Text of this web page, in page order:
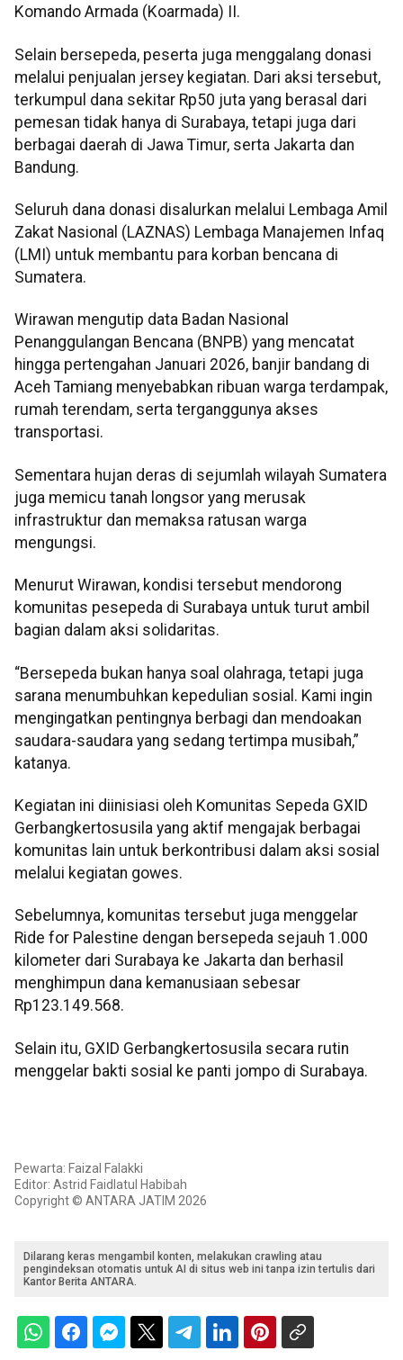
Komando Armada (Koarmada) II.
Selain bersepeda, peserta juga menggalang donasi
melalui penjualan jersey kegiatan. Dari aksi tersebut,
terkumpul dana sekitar Rp50 juta yang berasal dari
pemesan tidak hanya di Surabaya, tetapi juga dari
berbagai daerah di Jawa Timur, serta Jakarta dan
Bandung.
Seluruh dana donasi disalurkan melalui Lembaga Amil
Zakat Nasional (LAZNAS) Lembaga Manajemen Infaq
(LMI) untuk membantu para korban bencana di
Sumatera.
Wirawan mengutip data Badan Nasional
Penanggulangan Bencana (BNPB) yang mencatat
hingga pertengahan Januari 2026, banjir bandang di
Aceh Tamiang menyebabkan ribuan warga terdampak,
rumah terendam, serta terganggunya akses
transportasi.
Sementara hujan deras di sejumlah wilayah Sumatera
juga memicu tanah longsor yang merusak
infrastruktur dan memaksa ratusan warga
mengungsi.
Menurut Wirawan, kondisi tersebut mendorong
komunitas pesepeda di Surabaya untuk turut ambil
bagian dalam aksi solidaritas.
“Bersepeda bukan hanya soal olahraga, tetapi juga
sarana menumbuhkan kepedulian sosial. Kami ingin
mengingatkan pentingnya berbagi dan mendoakan
saudara-saudara yang sedang tertimpa musibah,”
katanya.
Kegiatan ini diinisiasi oleh Komunitas Sepeda GXID
Gerbangkertosusila yang aktif mengajak berbagai
komunitas lain untuk berkontribusi dalam aksi sosial
melalui kegiatan gowes.
Sebelumnya, komunitas tersebut juga menggelar
Ride for Palestine dengan bersepeda sejauh 1.000
kilometer dari Surabaya ke Jakarta dan berhasil
menghimpun dana kemanusiaan sebesar
Rp123.149.568.
Selain itu, GXID Gerbangkertosusila secara rutin
menggelar bakti sosial ke panti jompo di Surabaya.
Pewarta: Faizal Falakki
Editor: Astrid Faidlatul Habibah
Copyright © ANTARA JATIM 2026
Dilarang keras mengambil konten, melakukan crawling atau
pengindeksan otomatis untuk AI di situs web ini tanpa izin tertulis dari
Kantor Berita ANTARA.